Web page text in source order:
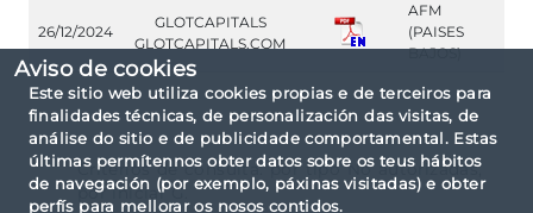
Aviso de cookies
Este sitio web utiliza cookies propias e de terceiros para
finalidades técnicas, de personalización das visitas, de
análise do sitio e de publicidade comportamental. Estas
últimas permítennos obter datos sobre os teus hábitos
de navegación (por exemplo, páxinas visitadas) e obter
perfís para mellorar os nosos contidos.
26/12/2024
GLOTCAPITALS
GLOTCAPITALS.COM
AFM
(PAISES
BAJOS)
Criterios de consulta: por tipo No autorizadas,
por inicial G.